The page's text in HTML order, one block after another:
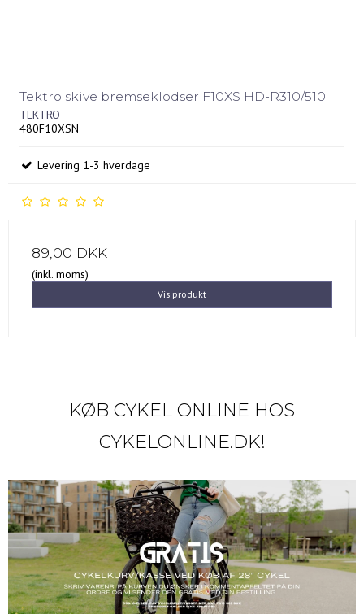
Tektro skive bremseklodser F10XS HD-R310/510
TEKTRO
480F10XSN
Levering 1-3 hverdage
89,00 DKK
(inkl. moms)
Vis produkt
KØB CYKEL ONLINE HOS
CYKELONLINE.DK!